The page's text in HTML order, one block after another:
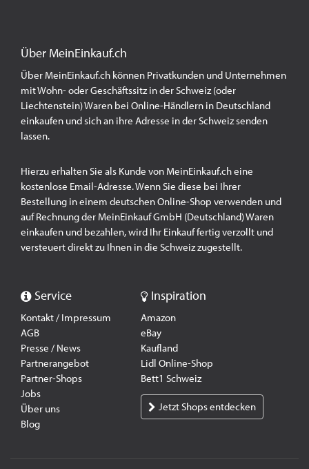
Über MeinEinkauf.ch
Über MeinEinkauf.ch können Privatkunden und Unternehmen
mit Wohn- oder Geschäftssitz in der Schweiz (oder
Liechtenstein) Waren bei Online-Händlern in Deutschland
einkaufen und sich an ihre Adresse in der Schweiz senden
lassen.
Hierzu erhalten Sie als Kunde von MeinEinkauf.ch eine
kostenlose Email-Adresse. Wenn Sie diese bei Ihrer
Bestellung in einem deutschen Online-Shop verwenden und
auf Rechnung der MeinEinkauf GmbH (Deutschland) Waren
einkaufen und bezahlen, wird Ihr Einkauf fertig verzollt und
versteuert direkt zu Ihnen in die Schweiz zugestellt.
Service
Kontakt / Impressum
AGB
Presse / News
Partnerangebot
Partner-Shops
Jobs
Über uns
Blog
Inspiration
Amazon
eBay
Kaufland
Lidl Online-Shop
Bett1 Schweiz
Jetzt Shops entdecken